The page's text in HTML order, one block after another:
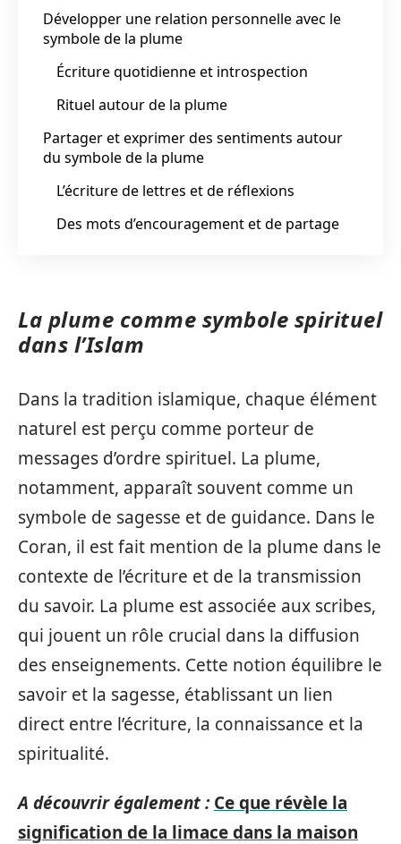
Développer une relation personnelle avec le
symbole de la plume
Écriture quotidienne et introspection
Rituel autour de la plume
Partager et exprimer des sentiments autour
du symbole de la plume
L’écriture de lettres et de réflexions
Des mots d’encouragement et de partage
La plume comme symbole spirituel
dans l’Islam
Dans la tradition islamique, chaque élément
naturel est perçu comme porteur de
messages d’ordre spirituel. La plume,
notamment, apparaît souvent comme un
symbole de sagesse et de guidance. Dans le
Coran, il est fait mention de la plume dans le
contexte de l’écriture et de la transmission
du savoir. La plume est associée aux scribes,
qui jouent un rôle crucial dans la diffusion
des enseignements. Cette notion équilibre le
savoir et la sagesse, établissant un lien
direct entre l’écriture, la connaissance et la
spiritualité.
A découvrir également : Ce que révèle la
signification de la limace dans la maison